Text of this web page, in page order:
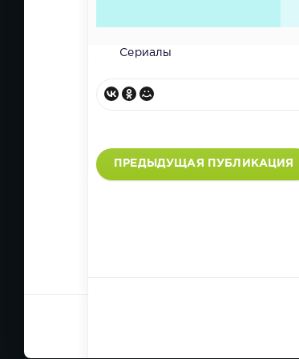
Сериалы
ПРЕДЫДУЩАЯ ПУБЛИКАЦИЯ